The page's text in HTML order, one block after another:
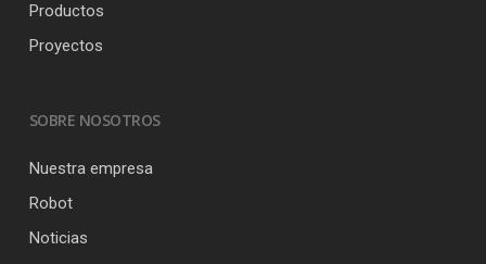
Productos
Proyectos
SOBRE NOSOTROS
Nuestra empresa
Robot
Noticias